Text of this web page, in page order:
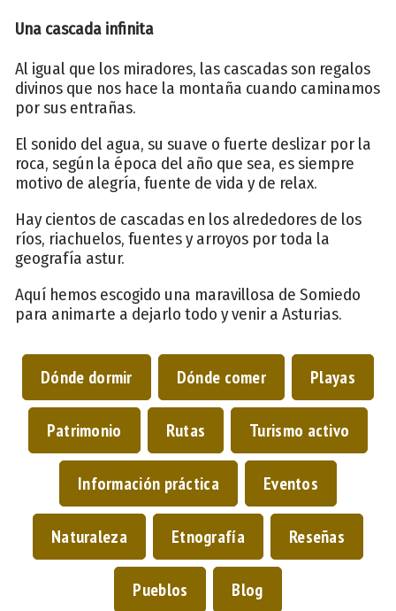
Una cascada infinita
Al igual que los miradores, las cascadas son regalos
divinos que nos hace la montaña cuando caminamos
por sus entrañas.
El sonido del agua, su suave o fuerte deslizar por la
roca, según la época del año que sea, es siempre
motivo de alegría, fuente de vida y de relax.
Hay cientos de cascadas en los alrededores de los
ríos, riachuelos, fuentes y arroyos por toda la
geografía astur.
Aquí hemos escogido una maravillosa de Somiedo
para animarte a dejarlo todo y venir a Asturias.
Dónde dormir Dónde comer Playas
Patrimonio Rutas Turismo activo
Información práctica Eventos
Naturaleza Etnografía Reseñas
Pueblos Blog